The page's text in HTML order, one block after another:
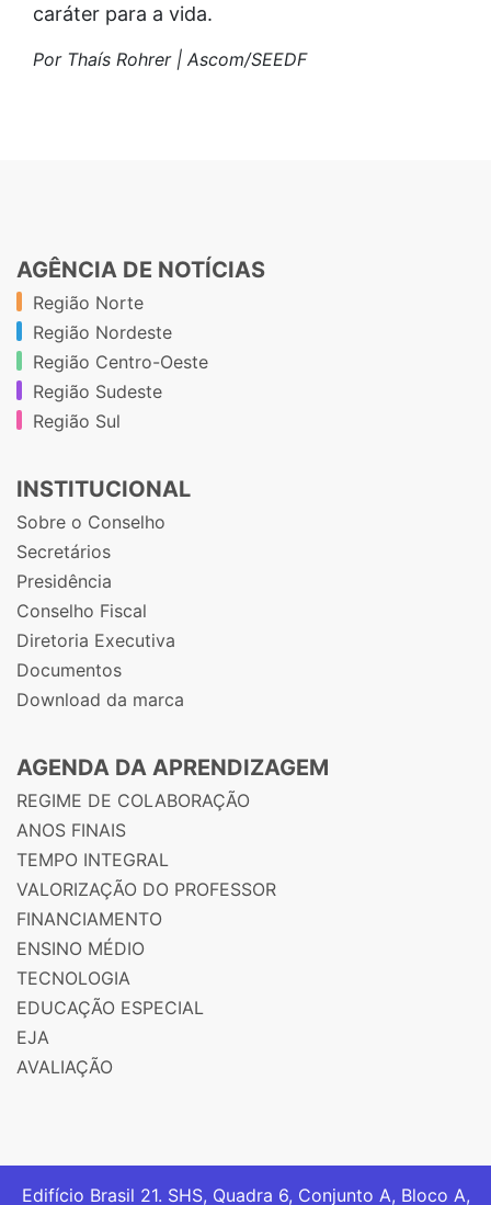
caráter para a vida.
Por Thaís Rohrer | Ascom/SEEDF
AGÊNCIA DE NOTÍCIAS
Região Norte
Região Nordeste
Região Centro-Oeste
Região Sudeste
Região Sul
INSTITUCIONAL
Sobre o Conselho
Secretários
Presidência
Conselho Fiscal
Diretoria Executiva
Documentos
Download da marca
AGENDA DA APRENDIZAGEM
REGIME DE COLABORAÇÃO
ANOS FINAIS
TEMPO INTEGRAL
VALORIZAÇÃO DO PROFESSOR
FINANCIAMENTO
ENSINO MÉDIO
TECNOLOGIA
EDUCAÇÃO ESPECIAL
EJA
AVALIAÇÃO
Edifício Brasil 21. SHS, Quadra 6, Conjunto A, Bloco A,